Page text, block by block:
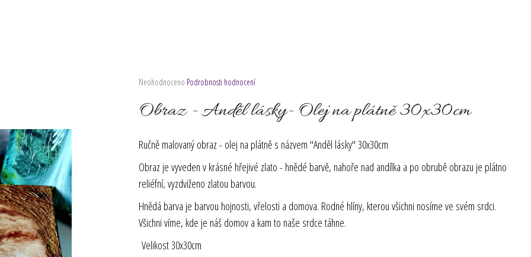
Průměrné
produktu
je
5
Neohodnoceno Podrobnosti hodnocení
Obraz - Anděl lásky- Olej na plátně 30x30cm
Ručně malovaný obraz - olej na plátně s názvem "Anděl lásky" 30x30cm
Obraz je vyveden v krásné hřejivé zlato - hnědé barvě, nahoře nad andílka a po obrubě obrazu je plátno
reliéfní, vyzdviženo zlatou barvou.
Hnědá barva je barvou hojnosti, vřelosti a domova. Rodné hlíny, kterou všichni nosíme ve svém srdci.
Všichni víme, kde je náš domov a kam to naše srdce táhne.
Velikost 30x30cm